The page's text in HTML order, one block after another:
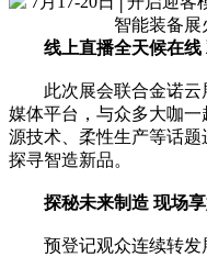
线上直播全天候在线
此次展会联合金诺云
媒体平台，与众多大咖
源技术、柔性生产等话题
探寻智造新品。
探秘未来制造 现场
预登记观众连续转发